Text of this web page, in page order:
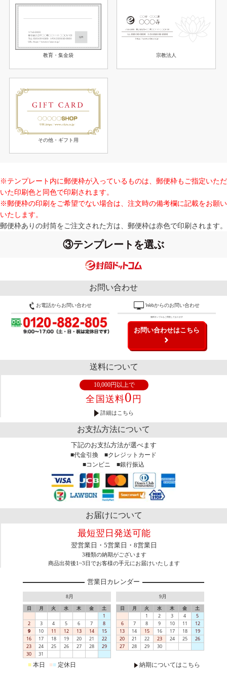
教育・集金袋 宗教法人
その他・ギフト用
※テンプレート内に郵便枠が入っているものは、郵便枠もご指定いただ
いた印刷色と同色で印刷されます。
※郵便枠の印刷をご希望でない場合は、注文時の備考欄に記載をお願い
いたします。
郵便枠ありの封筒をご注文された方は、郵便枠は赤色で印刷されます。
③テンプレートを選ぶ
お問い合わせ
お電話からお問い合わせ Webからのお問い合わせ
無料サンプルもご用意しております
お問い合わせはこちら
送料について
10,000円以上で
全国送料0 円
詳細はこちら
お支払方法について
下記のお支払方法が選べます
■代金引換 ■クレジットカード
■コンビニ ■銀行振込
お届けについて
最短翌日発送可能
翌営業日・5営業日・8営業日
3種類の納期がございます
商品出荷後1~3日でお客様の手元にお届けいたします
営業日カレンダー
8月
日 月 火 水 木 金
土
1
2
3 4 5 6 7
8
9
10 11 12 13 14
15
16
17 18 19 20 21
22
23
24 25 26 27 28
29
30
31
9月
日 月 火 水 木 金
土
1
2 3 4
5
6
7 8 9 10 11
12
13
14 15 16 17 18
19
20
21 22 23 24 25
26
27
28 29 30
■ 本日 ■■ 定休日 納期についてはこちら